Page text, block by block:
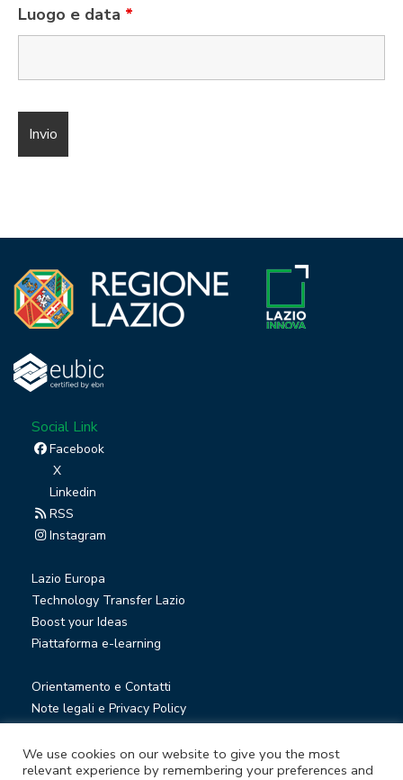
Luogo e data *
Social Link
Facebook
X
Linkedin
RSS
Instagram
Lazio Europa
Technology Transfer Lazio
Boost your Ideas
Piattaforma e-learning
Orientamento e Contatti
Note legali e Privacy Policy
Società trasparente
Whistleblowing
We use cookies on our website to give you the most
relevant experience by remembering your preferences and